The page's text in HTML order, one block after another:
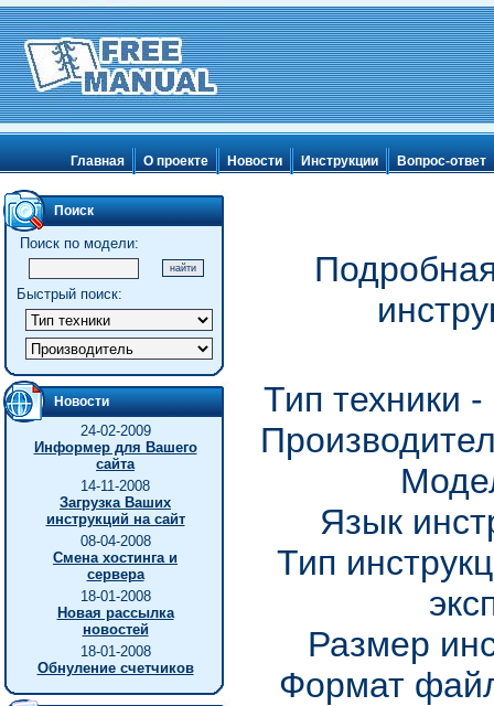
Главная О проекте Новости Инструкции Вопрос-ответ
Поиск
Поиск по модели:
Быстрый поиск:
Новости
24-02-2009
Информер для Вашего
сайта
14-11-2008
Загрузка Ваших
инструкций на сайт
08-04-2008
Смена хостинга и
сервера
18-01-2008
Новая рассылка
новостей
18-01-2008
Обнуление счетчиков
Тип техники
Язык
Тип
Размер
Формат